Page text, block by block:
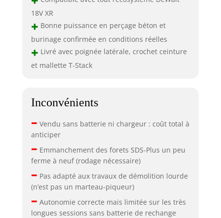
18V XR
+ Bonne puissance en perçage béton et
burinage confirmée en conditions réelles
+ Livré avec poignée latérale, crochet ceinture
et mallette T-Stack
Inconvénients
– Vendu sans batterie ni chargeur : coût total à
anticiper
– Emmanchement des forets SDS-Plus un peu
ferme à neuf (rodage nécessaire)
– Pas adapté aux travaux de démolition lourde
(n’est pas un marteau-piqueur)
– Autonomie correcte mais limitée sur les très
longues sessions sans batterie de rechange